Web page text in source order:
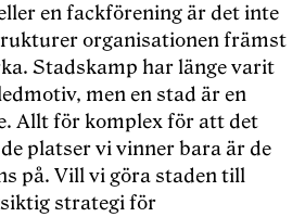
en fackförening är det inte
organisationen främst
Stadskamp har länge varit
men en stad är en
Allt för komplex för att det
platser vi vinner bara är de
på. Vill vi göra staden till
strategi för